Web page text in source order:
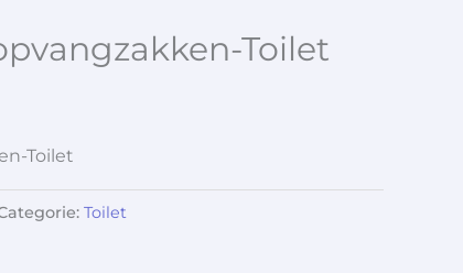
Toilet
Toilet
Toilet